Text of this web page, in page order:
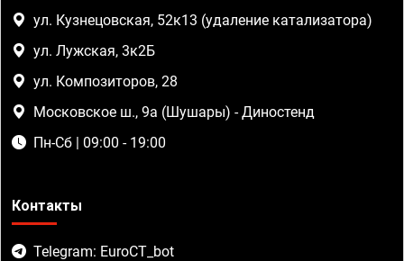
ул. Кузнецовская, 52к13 (удаление катализатора)
ул. Лужская, 3к2Б
ул. Композиторов, 28
Московское ш., 9а (Шушары) - Диностенд
Пн-Сб | 09:00 - 19:00
Контакты
Telegram: EuroCT_bot